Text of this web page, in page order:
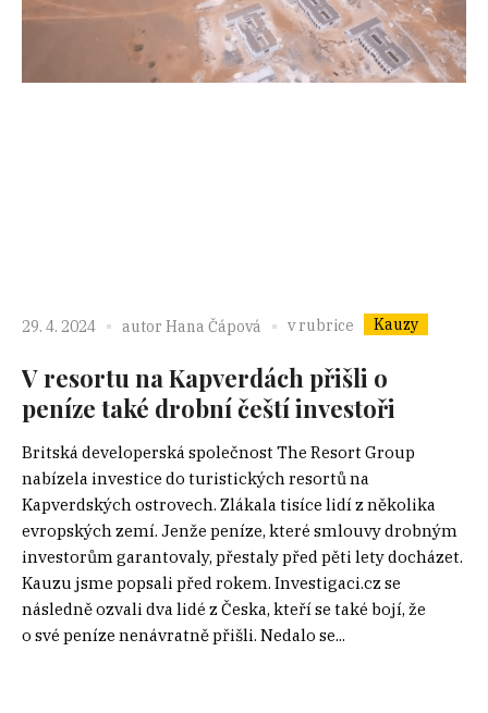
29. 4. 2024 autor Hana Čápová v rubrice Kauzy
V resortu na Kapverdách přišli o
peníze také drobní čeští investoři
Britská developerská společnost The Resort Group
nabízela investice do turistických resortů na
Kapverdských ostrovech. Zlákala tisíce lidí z několika
evropských zemí. Jenže peníze, které smlouvy drobným
investorům garantovaly, přestaly před pěti lety docházet.
Kauzu jsme popsali před rokem. Investigaci.cz se
následně ozvali dva lidé z Česka, kteří se také bojí, že
o své peníze nenávratně přišli. Nedalo se...